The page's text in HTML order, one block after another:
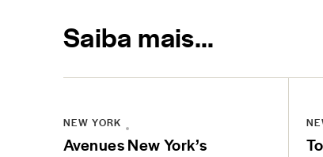
Saiba mais…
NEW YORK
Avenues New York’s